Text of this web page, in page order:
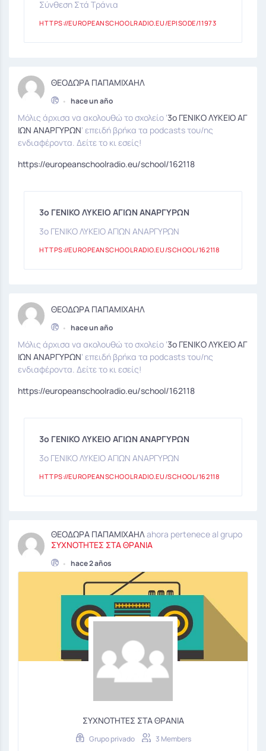
Σύνθεση Στά Τράνια
HTTPS://EUROPEANSCHOOLRADIO.EU/EPISODE/11973
ΘΕΟΔΩΡΑ ΠΑΠΑΜΙΧΑΗΛ
• hace un año
Μόλις άρχισα να ακολουθώ το σχολείο ‘3ο ΓΕΝΙΚΟ ΛΥΚΕΙΟ ΑΓ
ΙΩΝ ΑΝΑΡΓΥΡΩΝ‘ επειδή βρήκα τα podcasts του/ης
ενδιαφέροντα. Δείτε το κι εσείς!
https://europeanschoolradio.eu/school/162118
3ο ΓΕΝΙΚΟ ΛΥΚΕΙΟ ΑΓΙΩΝ ΑΝΑΡΓΥΡΩΝ
3ο ΓΕΝΙΚΟ ΛΥΚΕΙΟ ΑΓΙΩΝ ΑΝΑΡΓΥΡΩΝ
HTTPS://EUROPEANSCHOOLRADIO.EU/SCHOOL/162118
ΘΕΟΔΩΡΑ ΠΑΠΑΜΙΧΑΗΛ
• hace un año
Μόλις άρχισα να ακολουθώ το σχολείο ‘3ο ΓΕΝΙΚΟ ΛΥΚΕΙΟ ΑΓ
ΙΩΝ ΑΝΑΡΓΥΡΩΝ‘ επειδή βρήκα τα podcasts του/ης
ενδιαφέροντα. Δείτε το κι εσείς!
https://europeanschoolradio.eu/school/162118
3ο ΓΕΝΙΚΟ ΛΥΚΕΙΟ ΑΓΙΩΝ ΑΝΑΡΓΥΡΩΝ
3ο ΓΕΝΙΚΟ ΛΥΚΕΙΟ ΑΓΙΩΝ ΑΝΑΡΓΥΡΩΝ
HTTPS://EUROPEANSCHOOLRADIO.EU/SCHOOL/162118
ΘΕΟΔΩΡΑ ΠΑΠΑΜΙΧΑΗΛahora pertenece al grupo
ΣΥΧΝΟΤΗΤΕΣ ΣΤΑ ΘΡΑΝΙΑ
• hace 2 años
ΣΥΧΝΟΤΗΤΕΣ ΣΤΑ ΘΡΑΝΙΑ
Grupo privado 3 Members